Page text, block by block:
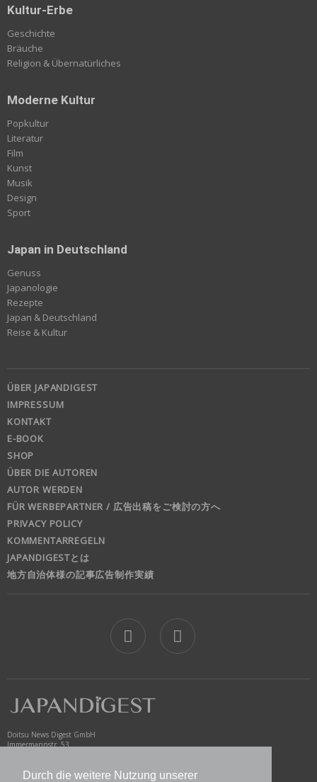
Durch die weitere Nutzung unserer
Kultur-Erbe
Geschichte
Bräuche
Religion & Übernatürliches
Moderne Kultur
Popkultur
Literatur
Film
Kunst
Musik
Design
Sport
Japan in Deutschland
Genuss
Japanologie
Rezepte
Japan & Deutschland
Reise & Kultur
ÜBER JAPANDIGEST
IMPRESSUM
KONTAKT
E-BOOK
SHOP
ÜBER DIE AUTOREN
AUTOR WERDEN
FÜR WERBEPARTNER / 広告出稿をご検討の方へ
PRIVACY POLICY
KOMMENTARREGELN
JAPANDIGESTとは
地方自治体様の記事広告制作実績
Doitsu News Digest GmbH
Immermannstr. 53